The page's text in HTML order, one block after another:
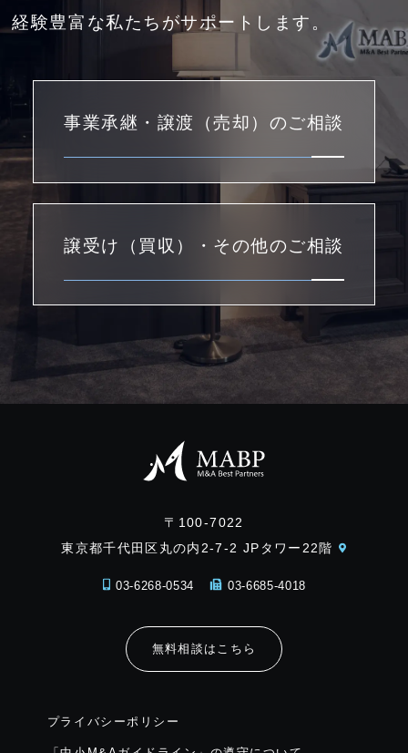
経験豊富な私たちがサポートします。
事業承継・譲渡（売却）のご相談
譲受け（買収）・その他のご相談
〒100-7022
東京都千代田区丸の内2-7-2 JPタワー22階
03-6268-0534 03-6685-4018
無料相談はこちら
プライバシーポリシー